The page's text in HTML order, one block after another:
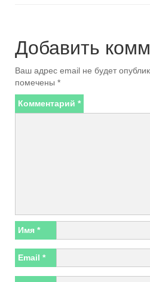
Добавить
Ваш адрес email не будет
помечены *
Комментарий *
Имя *
Email *